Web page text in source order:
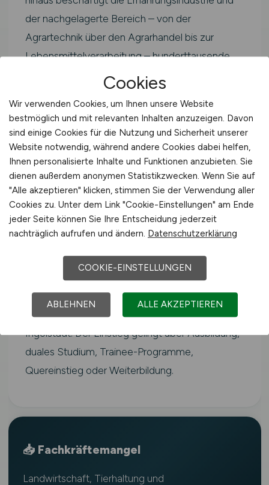
der nachgelagerte Bereich – von der
Agrartechnik über den Agrarhandel bis zur
Lebensmittelverarbeitung – hunderttausende
weitere Fachkräfte.
Als Logistiker Agrar bzw. Logistikerin Agrar
arbeitest du im Kernbereich der grünen Branche.
Typische Einsatzfelder sind landwirtschaftliche
Betriebe, Agrarunternehmen,
Genossenschaften, Beratungsdienste,
Verbände sowie Forschungs- und
Prüfinstitutionen in Ingolstadt und der Region in
Bayern.
Der Fachkräftebedarf in der Landwirtschaft ist
laut Bundesagentur für Arbeit
überdurchschnittlich hoch und betrifft alle
Regionen Deutschlands – auch rund um
Ingolstadt. Der Einstieg gelingt über Ausbildung,
duales Studium, Trainee-Programme,
Quereinstieg oder Weiterbildung.
📥 Fachkräftemangel
Landwirtschaft, Tierhaltung und
Cookies
Wir verwenden Cookies, um Ihnen unsere Website
bestmöglich und mit relevanten Inhalten anzuzeigen. Davon
sind einige Cookies für die Nutzung und Sicherheit unserer
Website notwendig, während andere Cookies dabei helfen,
Ihnen personalisierte Inhalte und Funktionen anzubieten. Sie
dienen außerdem anonymen Statistikzwecken. Wenn Sie auf
"Alle akzeptieren" klicken, stimmen Sie der Verwendung aller
Cookies zu. Unter dem Link "Cookie-Einstellungen" am Ende
jeder Seite können Sie Ihre Entscheidung jederzeit
nachträglich aufrufen und ändern. Datenschutzerklärung
COOKIE-EINSTELLUNGEN
ABLEHNEN ALLE AKZEPTIEREN